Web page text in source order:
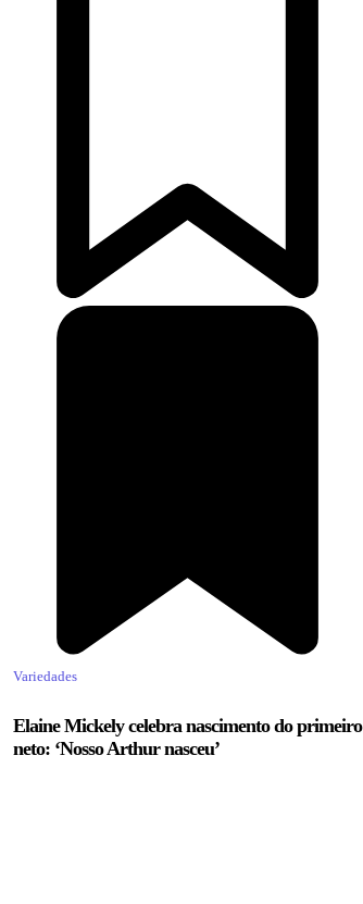
Variedades
Elaine Mickely celebra nascimento do primeiro
neto: ‘Nosso Arthur nasceu’